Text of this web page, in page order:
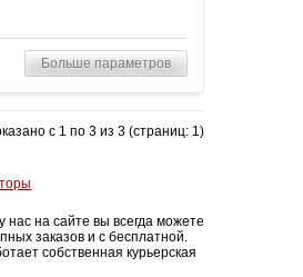
Больше параметров
с 1 по 3 из 3 (страниц: 1)
на сайте вы всегда можете
заказов и с бесплатной.
собственная курьерская